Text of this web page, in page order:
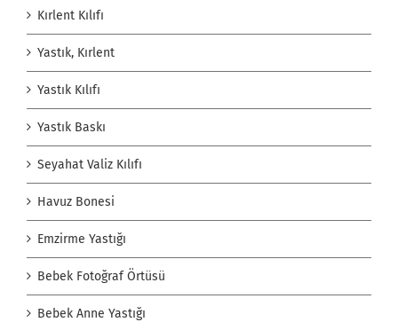
Kırlent Kılıfı
Yastık, Kırlent
Yastık Kılıfı
Yastık Baskı
Seyahat Valiz Kılıfı
Havuz Bonesi
Emzirme Yastığı
Bebek Fotoğraf Örtüsü
Bebek Anne Yastığı